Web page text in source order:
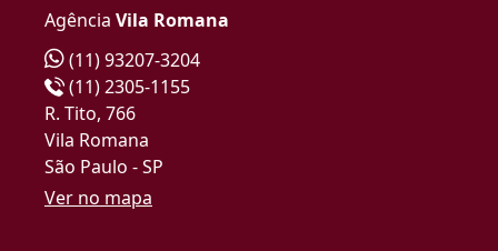
Agência Vila Romana
(11) 93207-3204
(11) 2305-1155
R. Tito, 766
Vila Romana
São Paulo - SP
Ver no mapa